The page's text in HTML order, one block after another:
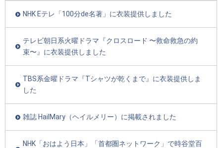
NHK Eテレ「100分de名著」に衣装提供しました
テレビ朝日系火曜ドラマ『クロスロード 〜救命救急の約
束〜』に衣装提供しました
TBS系金曜ドラマ『Tシャツが乾くまで』に衣装提供しま
した
雑誌 HailMary（ヘイルメリー）に掲載されました
NHK「おはよう日本」「首都圏ネットワーク」で時谷堂百